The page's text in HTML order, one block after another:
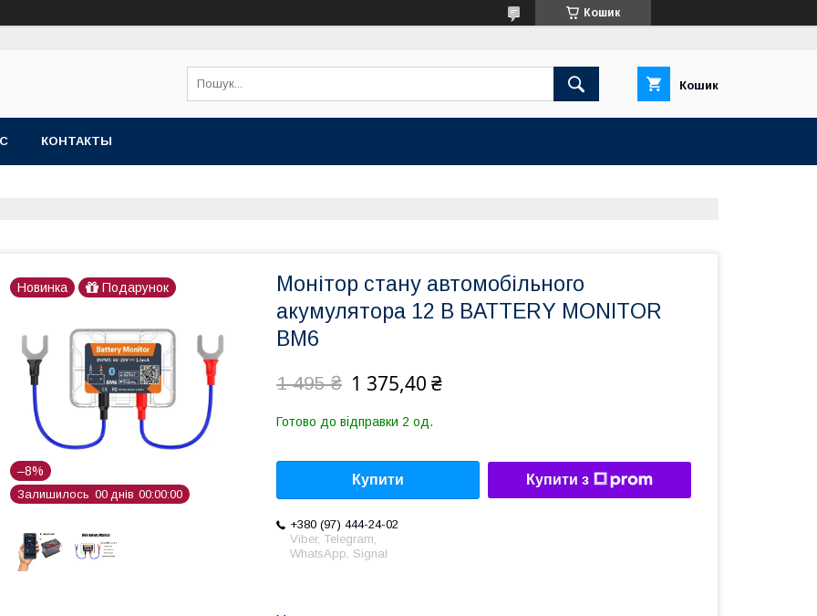
Кошик
Кошик
КОНТАКТЫ
Новинка Подарунок
–8%
Залишилось 00 днів 00 00 00
Монітор стану автомобільного
акумулятора 12 В BATTERY MONITOR
BM6
1 495 ₴ 1 375,40 ₴
Готово до відправки 2 од.
Купити Купити з
+380 (97) 444-24-02
Viber, Telegram,
WhatsApp, Signal